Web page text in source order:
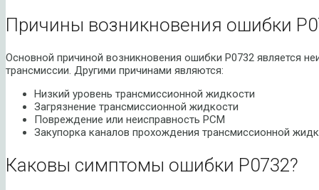
Причины возникновения ошибки
Основной причиной возникновения ошибки P0732 является
трансмиссии. Другими причинами являются:
Низкий уровень трансмиссионной жидкости
Загрязнение трансмиссионной жидкости
Повреждение или неисправность PCM
Закупорка каналов прохождения трансмиссионной
Каковы симптомы ошибки P0732?